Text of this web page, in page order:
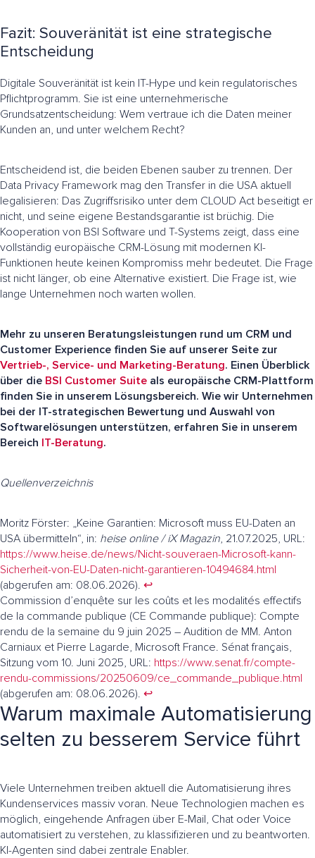
Fazit: Souveränität ist eine strategische
Entscheidung
Digitale Souveränität ist kein IT-Hype und kein regulatorisches
Pflichtprogramm. Sie ist eine unternehmerische
Grundsatzentscheidung: Wem vertraue ich die Daten meiner
Kunden an, und unter welchem Recht?
Entscheidend ist, die beiden Ebenen sauber zu trennen. Der
Data Privacy Framework mag den Transfer in die USA aktuell
legalisieren: Das Zugriffsrisiko unter dem CLOUD Act beseitigt er
nicht, und seine eigene Bestandsgarantie ist brüchig. Die
Kooperation von BSI Software und T-Systems zeigt, dass eine
vollständig europäische CRM-Lösung mit modernen KI-
Funktionen heute keinen Kompromiss mehr bedeutet. Die Frage
ist nicht länger, ob eine Alternative existiert. Die Frage ist, wie
lange Unternehmen noch warten wollen.
Mehr zu unseren Beratungsleistungen rund um CRM und
Customer Experience finden Sie auf unserer Seite zur
Vertrieb-, Service- und Marketing-Beratung. Einen Überblick
über die BSI Customer Suite als europäische CRM-Plattform
finden Sie in unserem Lösungsbereich. Wie wir Unternehmen
bei der IT-strategischen Bewertung und Auswahl von
Softwarelösungen unterstützen, erfahren Sie in unserem
Bereich IT-Beratung.
Quellenverzeichnis
Moritz Förster: „Keine Garantien: Microsoft muss EU-Daten an
USA übermitteln“, in: heise online / iX Magazin, 21.07.2025, URL:
https://www.heise.de/news/Nicht-souveraen-Microsoft-kann-
Sicherheit-von-EU-Daten-nicht-garantieren-10494684.html
(abgerufen am: 08.06.2026). ↩︎
Commission d’enquête sur les coûts et les modalités effectifs
de la commande publique (CE Commande publique): Compte
rendu de la semaine du 9 juin 2025 – Audition de MM. Anton
Carniaux et Pierre Lagarde, Microsoft France. Sénat français,
Sitzung vom 10. Juni 2025, URL: https://www.senat.fr/compte-
rendu-commissions/20250609/ce_commande_publique.html
(abgerufen am: 08.06.2026). ↩︎
Warum maximale Automatisierung
selten zu besserem Service führt
Viele Unternehmen treiben aktuell die Automatisierung ihres
Kundenservices massiv voran. Neue Technologien machen es
möglich, eingehende Anfragen über E-Mail, Chat oder Voice
automatisiert zu verstehen, zu klassifizieren und zu beantworten.
KI-Agenten sind dabei zentrale Enabler.